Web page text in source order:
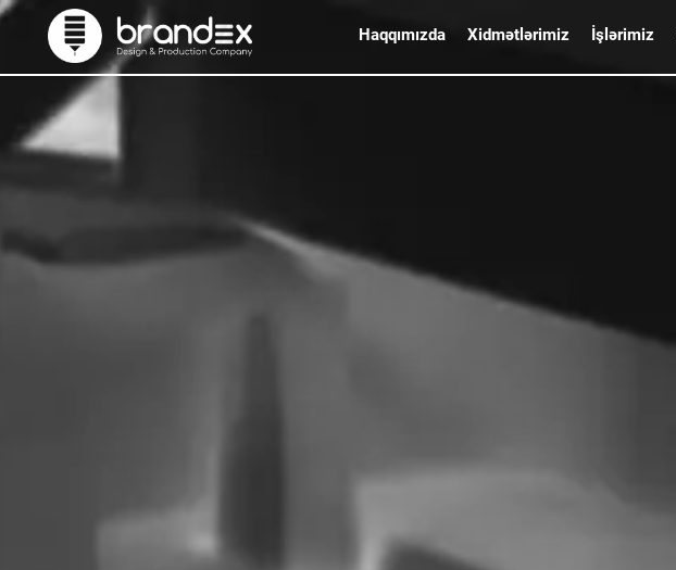
Haqqımızda Xidmətlərimiz İşlərimiz